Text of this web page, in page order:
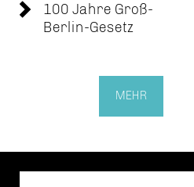
100 Jahre Groß-
Berlin-Gesetz
MEHR